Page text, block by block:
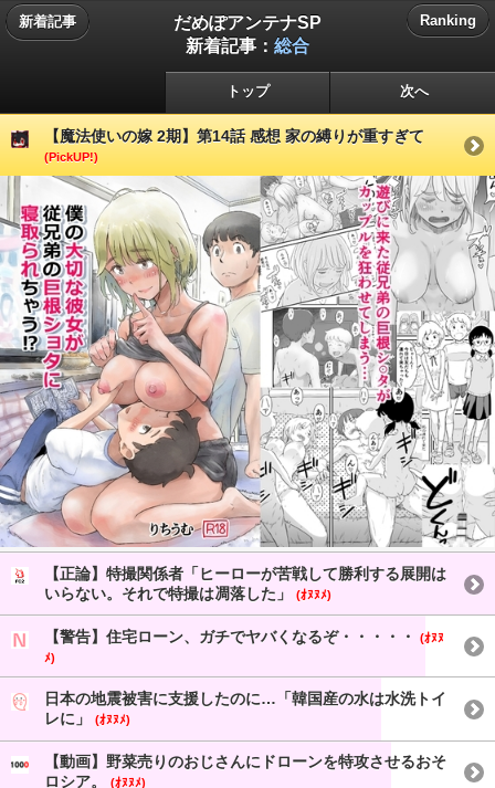
新着記事
だめぽアンテナSP
新着記事： 総合
Ranking
トップ 次へ
【魔法使いの嫁 2期】第14話 感想 家の縛りが重すぎて
(PickUP!)
【正論】特撮関係者「ヒーローが苦戦して勝利する展開は
いらない。それで特撮は凋落した」
(ｵﾇﾇﾒ)
【警告】住宅ローン、ガチでヤバくなるぞ・・・・・
(ｵﾇﾇ
ﾒ)
日本の地震被害に支援したのに…「韓国産の水は水洗トイ
レに」
(ｵﾇﾇﾒ)
【動画】野菜売りのおじさんにドローンを特攻させるおそ
ロシア。
(ｵﾇﾇﾒ)